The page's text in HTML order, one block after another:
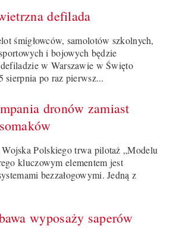
defilada
śmigłowców, samolotów szkolnych,
i bojowych będzie
w Warszawie w Święto
sierpnia po raz pierwsz...
dronów zamiast
Polskiego trwa pilotaż „Modelu
kluczowym elementem jest
bezzałogowymi. Jedną z
wyposaży saperów